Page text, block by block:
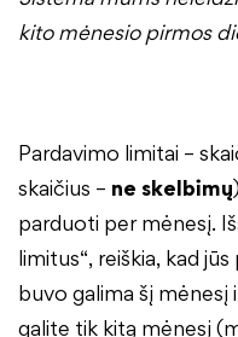
kito mėnesio pirmos
Pardavimo limitai –
skaičius – ne skelbimų
parduoti per mėnesį.
limitus“, reiškia, kad
buvo galima šį
galite tik kitą mėnesį